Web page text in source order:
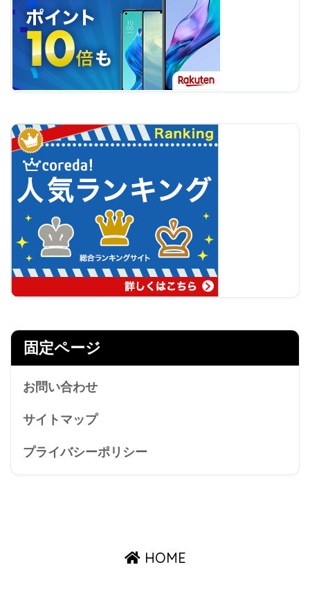
固定ページ
お問い合わせ
サイトマップ
プライバシーポリシー
HOME